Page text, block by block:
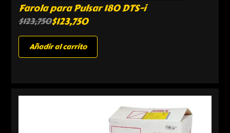
Farola para Pulsar 180 DTS-i
$123,750$123,750
Añadir al carrito